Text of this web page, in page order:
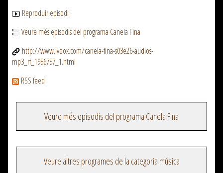
Reproduir episodi
Veure més episodis del programa Canela Fina
http://www.ivoox.com/canela-fina-s03e26-audios-
mp3_rf_1956757_1.html
RSS feed
Veure més episodis del programa Canela Fina
Veure altres programes de la categoria música